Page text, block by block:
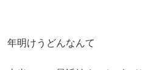
年明けうどんなんて